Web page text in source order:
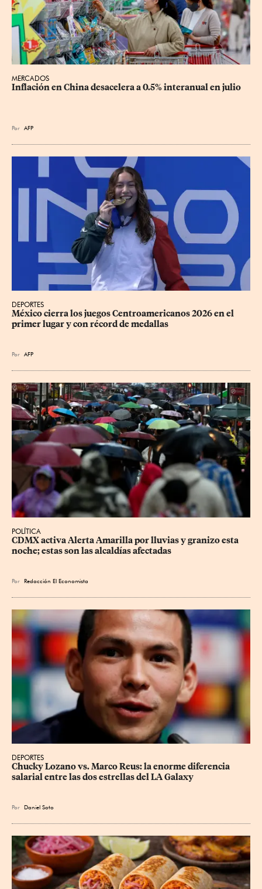
MERCADOS
Inflación en China desacelera a 0.5% interanual en julio
Por AFP
DEPORTES
México cierra los juegos Centroamericanos 2026 en el
primer lugar y con récord de medallas
Por AFP
POLÍTICA
CDMX activa Alerta Amarilla por lluvias y granizo esta
noche; estas son las alcaldías afectadas
Por Redacción El Economista
DEPORTES
Chucky Lozano vs. Marco Reus: la enorme diferencia
salarial entre las dos estrellas del LA Galaxy
Por Daniel Soto